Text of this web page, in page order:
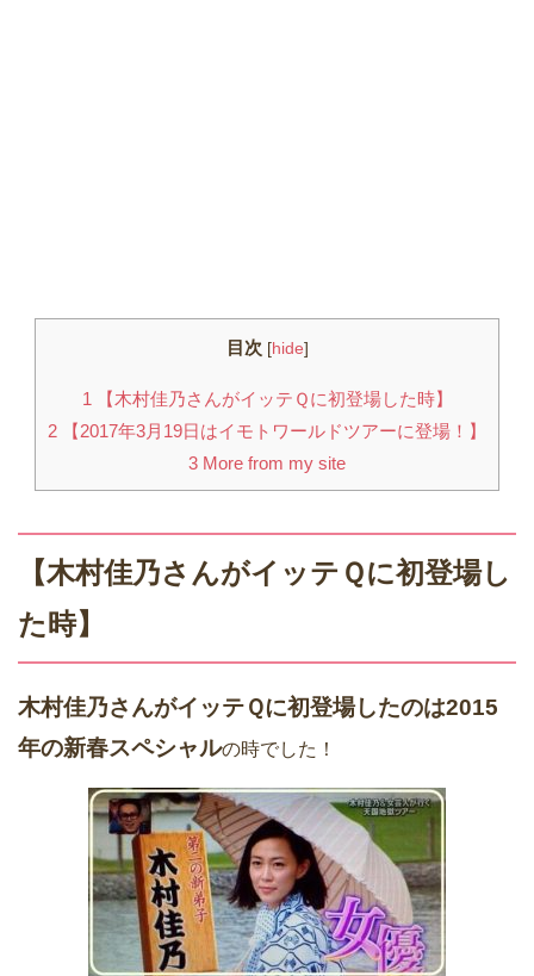
目次 [hide]
1 【木村佳乃さんがイッテＱに初登場した時】
2 【2017年3月19日はイモトワールドツアーに登場！】
3 More from my site
【木村佳乃さんがイッテＱに初登場し
た時】
木村佳乃さんがイッテＱに初登場したのは2015
年の新春スペシャルの時でした！